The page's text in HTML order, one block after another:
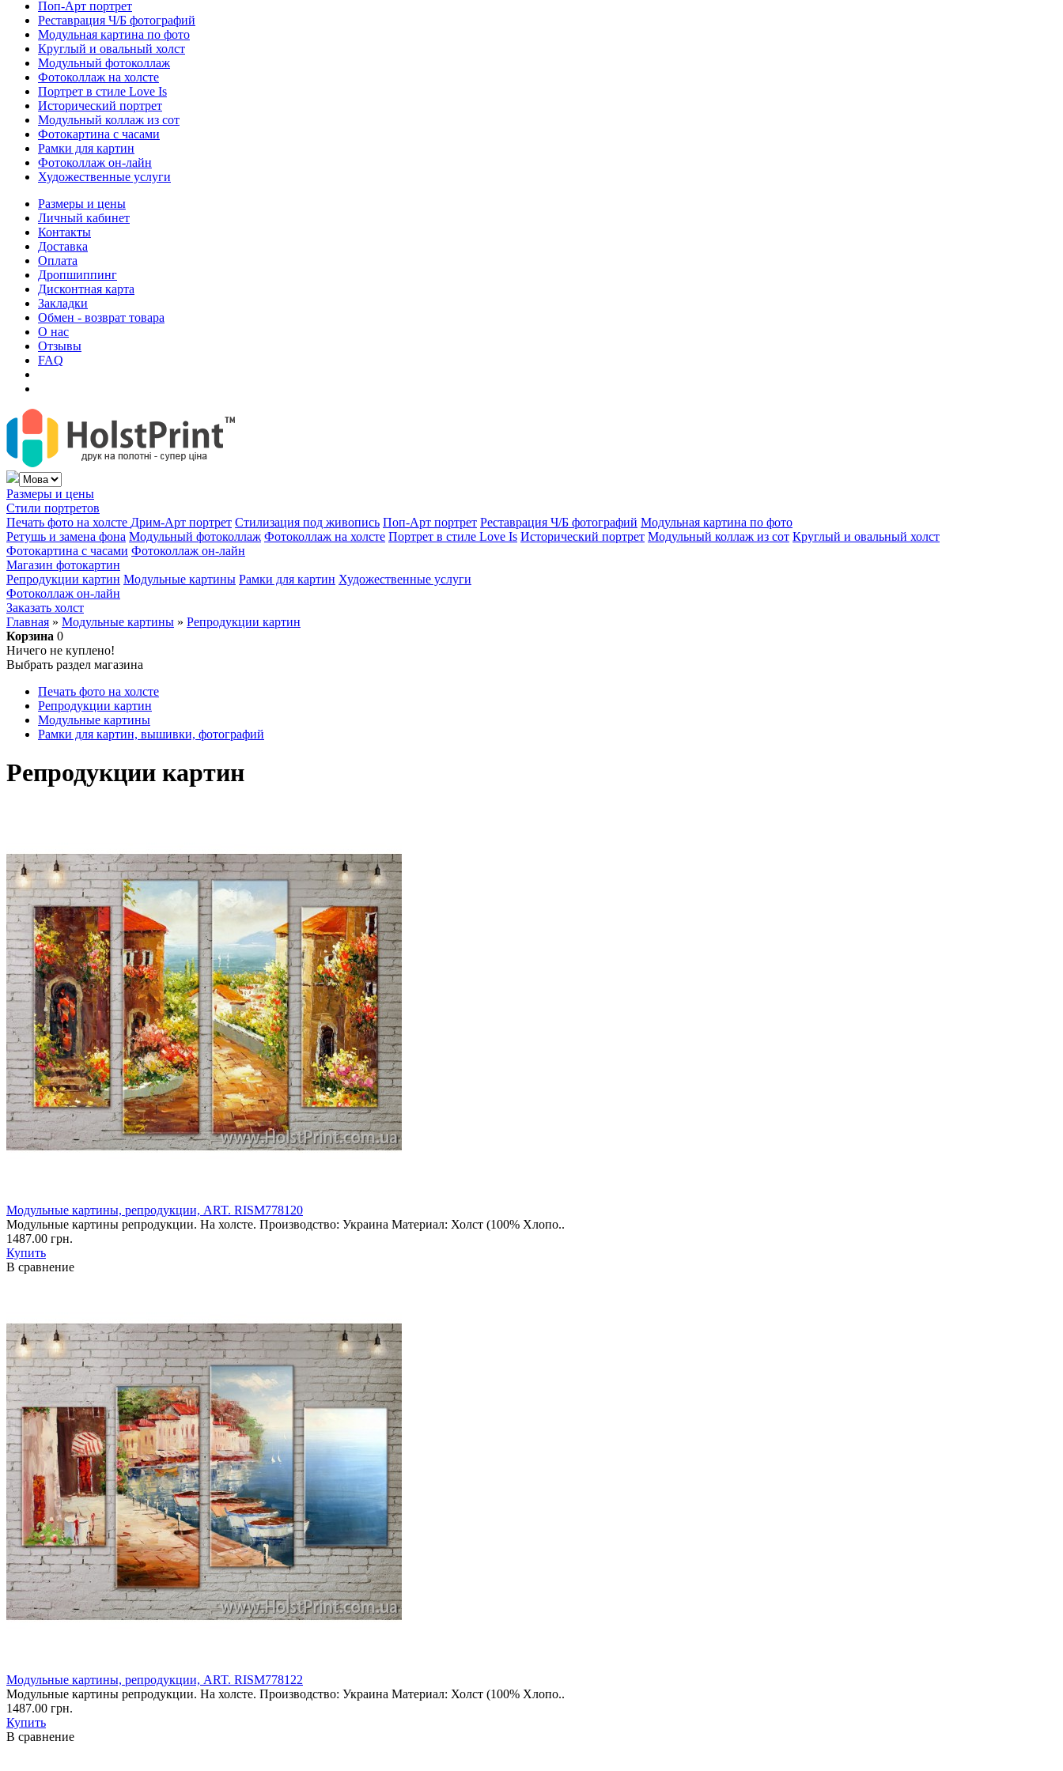
Поп-Арт портрет
Реставрация Ч/Б фотографий
Модульная картина по фото
Круглый и овальный холст
Модульный фотоколлаж
Фотоколлаж на холсте
Портрет в стиле Love Is
Исторический портрет
Модульный коллаж из сот
Фотокартина с часами
Рамки для картин
Фотоколлаж он-лайн
Художественные услуги
Размеры и цены
Личный кабинет
Контакты
Доставка
Оплата
Дропшиппинг
Дисконтная карта
Закладки
Обмен - возврат товара
О нас
Отзывы
FAQ
Размеры и цены
Стили портретов
Печать фото на холсте Дрим-Арт портрет Стилизация под живопись Поп-Арт портрет Реставрация Ч/Б фотографий Модульная картина по фото
Ретушь и замена фона Модульный фотоколлаж Фотоколлаж на холсте Портрет в стиле Love Is Исторический портрет Модульный коллаж из сот Круглый и овальный холст
Фотокартина с часами Фотоколлаж он-лайн
Магазин фотокартин
Репродукции картин Модульные картины Рамки для картин Художественные услуги
Фотоколлаж он-лайн
Заказать холст
Главная » Модульные картины » Репродукции картин
Корзина 0
Ничего не куплено!
Выбрать раздел магазина
Печать фото на холсте
Репродукции картин
Модульные картины
Рамки для картин, вышивки, фотографий
Репродукции картин
Модульные картины, репродукции, ART. RISM778120
Модульные картины репродукции. На холсте. Производство: Украина Материал: Холст (100% Хлопо..
1487.00 грн.
Купить
В сравнение
Модульные картины, репродукции, ART. RISM778122
Модульные картины репродукции. На холсте. Производство: Украина Материал: Холст (100% Хлопо..
1487.00 грн.
Купить
В сравнение